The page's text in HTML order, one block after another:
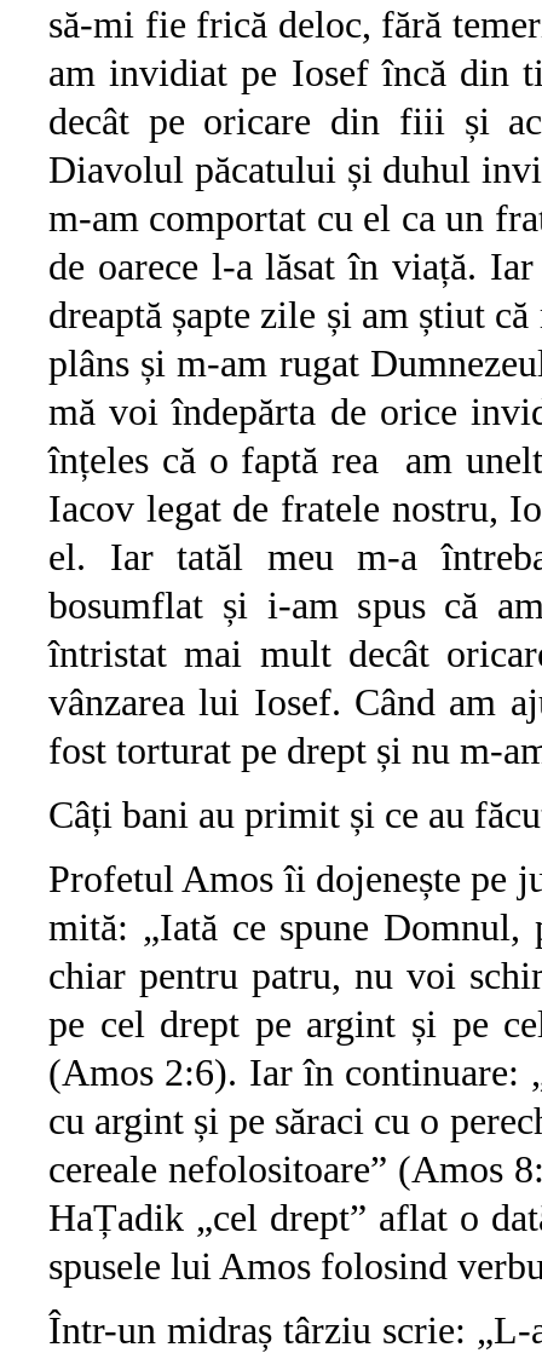
să-mi fie frică deloc, fără
am invidiat pe Iosef încă din
decât pe oricare din fiii și
Diavolul păcatului și duhul
m-am comportat cu el ca un
de oarece l-a lăsat în viață.
dreaptă șapte zile și am știut
plâns și m-am rugat
mă voi îndepărta de orice
înțeles că o faptă rea am
Iacov legat de fratele nostru,
el. Iar tatăl meu m-a
bosumflat și i-am spus că
întristat mai mult decât
vânzarea lui Iosef. Când am
fost torturat pe drept și nu m-
Câți bani au primit și ce au
Profetul Amos îi dojenește pe
mită: „Iată ce spune
chiar pentru patru, nu voi
pe cel drept pe argint și pe
(Amos 2:6). Iar în continuare:
cu argint și pe săraci cu o
cereale nefolositoare” (Amos
HaȚadik „cel drept” aflat o
spusele lui Amos folosind
Într-un midraș târziu scrie: